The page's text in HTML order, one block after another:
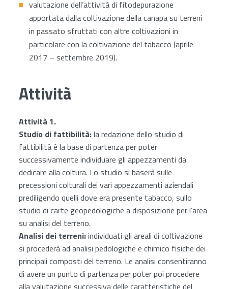
valutazione dell’attività di fitodepurazione
apportata dalla coltivazione della canapa su terreni
in passato sfruttati con altre coltivazioni in
particolare con la coltivazione del tabacco (aprile
2017 – settembre 2019).
Attività
Attività 1.
Studio di fattibilità:la redazione dello studio di
fattibilità è la base di partenza per poter
successivamente individuare gli appezzamenti da
dedicare alla coltura. Lo studio si baserà sulle
precessioni colturali dei vari appezzamenti aziendali
prediligendo quelli dove era presente tabacco, sullo
studio di carte geopedologiche a disposizione per l’area
su analisi del terreno.
Analisi dei terreni:individuati gli areali di coltivazione
si procederà ad analisi pedologiche e chimico fisiche dei
principali composti del terreno. Le analisi consentiranno
di avere un punto di partenza per poter poi procedere
alla valutazione successiva delle caratteristiche del